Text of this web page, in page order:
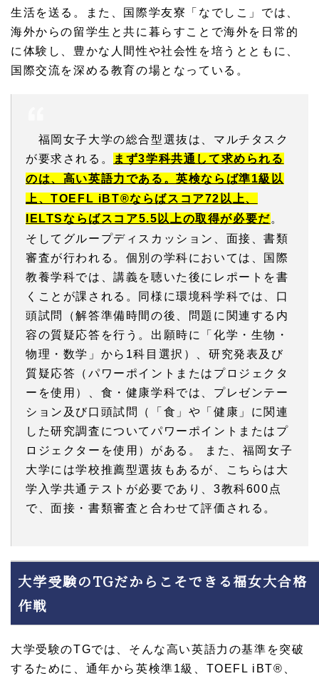
生活を送る。また、国際学友寮「なでしこ」では、
海外からの留学生と共に暮らすことで海外を日常的
に体験し、豊かな人間性や社会性を培うとともに、
国際交流を深める教育の場となっている。
福岡女子大学の総合型選抜は、マルチタスク
が要求される。
まず3学科共通して求められる
のは、高い英語力である。英検ならば準1級以
上、TOEFL iBT®ならばスコア72以上、
IELTSならばスコア5.5以上の取得が必要だ。
そしてグループディスカッション、面接、書類
審査が行われる。個別の学科においては、国際
教養学科では、講義を聴いた後にレポートを書
くことが課される。同様に環境科学科では、口
頭試問（解答準備時間の後、問題に関連する内
容の質疑応答を行う。出願時に「化学・生物・
物理・数学」から1科目選択）、研究発表及び
質疑応答（パワーポイントまたはプロジェクタ
ーを使用）、食・健康学科では、プレゼンテー
ション及び口頭試問（「食」や「健康」に関連
した研究調査についてパワーポイントまたはプ
ロジェクターを使用）がある。 また、福岡女子
大学には学校推薦型選抜もあるが、こちらは大
学入学共通テストが必要であり、3教科600点
で、面接・書類審査と合わせて評価される。
大学受験のTGだからこそできる福女大合格
作戦
大学受験のTGでは、そんな高い英語力の基準を突破
するために、通年から英検準1級、TOEFL iBT®、